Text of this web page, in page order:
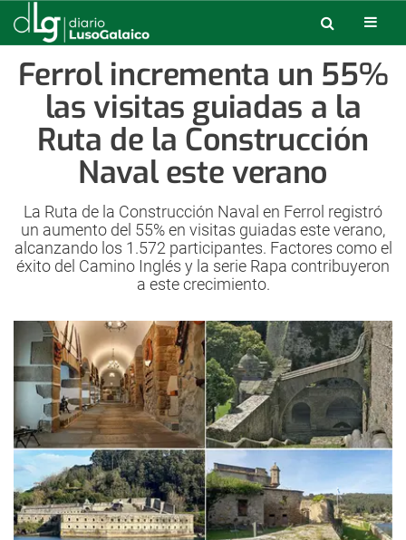
Ferrol incrementa un 55%
las visitas guiadas a la
Ruta de la Construcción
Naval este verano
La Ruta de la Construcción Naval en Ferrol registró
un aumento del 55% en visitas guiadas este verano,
alcanzando los 1.572 participantes. Factores como el
éxito del Camino Inglés y la serie Rapa contribuyeron
a este crecimiento.